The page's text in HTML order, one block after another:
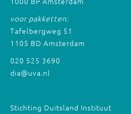
voor pakketten:
Tafelbergweg 51
1105 BD Amsterdam
020 525 3690
dia@uva.nl
Stichting Duitsland Instituut